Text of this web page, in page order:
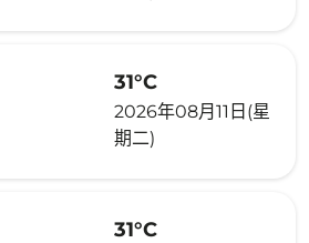
31°C
2026年08月11日(星
期二)
31°C